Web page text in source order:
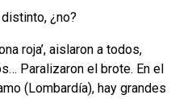
¿no?
roja’, aislaron a todos,
Paralizaron el brote. En el
(Lombardía), hay grandes